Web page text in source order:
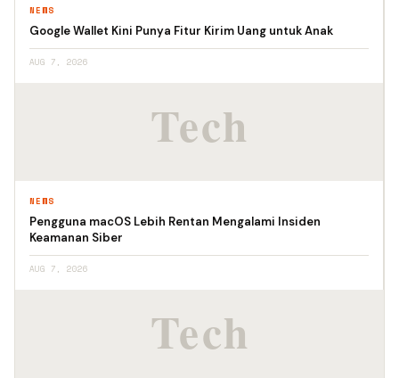
NEWS
Google Wallet Kini Punya Fitur Kirim Uang untuk Anak
AUG 7, 2026
NEWS
Pengguna macOS Lebih Rentan Mengalami Insiden
Keamanan Siber
AUG 7, 2026